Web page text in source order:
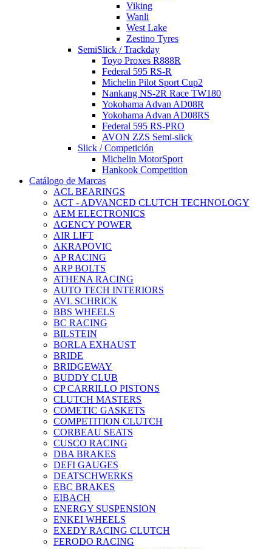
Viking
Wanli
West Lake
Zestino Tyres
SemiSlick / Trackday
Toyo Proxes R888R
Federal 595 RS-R
Michelin Pilot Sport Cup2
Nankang NS-2R Race TW180
Yokohama Advan AD08R
Yokohama Advan AD08RS
Federal 595 RS-PRO
AVON ZZS Semi-slick
Slick / Competición
Michelin MotorSport
Hankook Competition
Catálogo de Marcas
ACL BEARINGS
ACT - ADVANCED CLUTCH TECHNOLOGY
AEM ELECTRONICS
AGENCY POWER
AIR LIFT
AKRAPOVIC
AP RACING
ARP BOLTS
ATHENA RACING
AUTO TECH INTERIORS
AVL SCHRICK
BBS WHEELS
BC RACING
BILSTEIN
BORLA EXHAUST
BRIDE
BRIDGEWAY
BUDDY CLUB
CP CARRILLO PISTONS
CLUTCH MASTERS
COMETIC GASKETS
COMPETITION CLUTCH
CORBEAU SEATS
CUSCO RACING
DBA BRAKES
DEFI GAUGES
DEATSCHWERKS
EBC BRAKES
EIBACH
ENERGY SUSPENSION
ENKEI WHEELS
EXEDY RACING CLUTCH
FERODO RACING